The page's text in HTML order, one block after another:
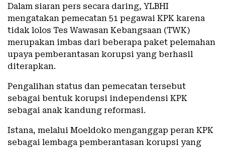
Dalam siaran pers secara daring, YLBHI
mengatakan pemecatan 51 pegawai KPK karena
tidak lolos Tes Wawasan Kebangsaan (TWK)
merupakan imbas dari beberapa paket pelemahan
upaya pemberantasan korupsi yang berhasil
diterapkan.
Pengalihan status dan pemecatan tersebut
sebagai bentuk korupsi independensi KPK
sebagai anak kandung reformasi.
Istana, melalui Moeldoko menganggap peran KPK
sebagai lembaga pemberantasan korupsi yang